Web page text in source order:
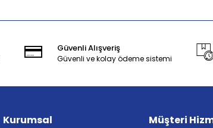
Güvenli Alışveriş
Güvenli ve kolay ödeme sistemi
Kurumsal Müşteri